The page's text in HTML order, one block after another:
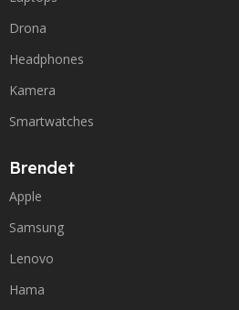
Drona
Headphones
Kamera
Smartwatches
Brendet
Apple
Samsung
Lenovo
Hama